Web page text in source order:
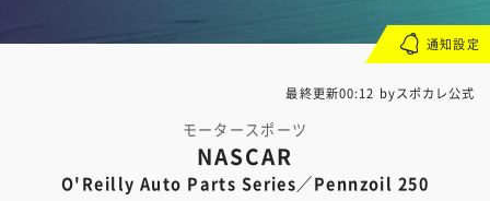
最終更新00:12 byスポカレ公式
モータースポーツ
NASCAR
O'Reilly Auto Parts Series／Pennzoil 250
通知設定